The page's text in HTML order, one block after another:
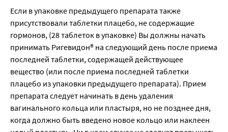
Если в упаковке предыдущего препарата также
присутствовали таблетки плацебо, не содержащие
гормонов, (28 таблеток в упаковке) Вы должны начать
принимать Ригевидон® на следующий день после приема
последней таблетки, содержащей действующее
вещество (или после приема последней таблетки
плацебо из упаковки предыдущего препарата). Прием
препарата следует начинать в день удаления
вагинального кольца или пластыря, но не позднее дня,
когда должно быть введено новое кольцо или наклеен